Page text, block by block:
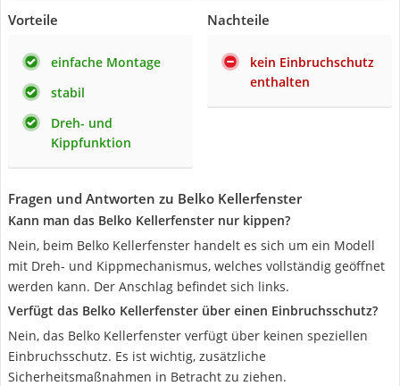
Vorteile
einfache Montage
stabil
Dreh- und
Kippfunktion
Nachteile
kein Einbruchschutz
enthalten
Fragen und Antworten zu Belko Kellerfenster
Kann man das Belko Kellerfenster nur kippen?
Nein, beim Belko Kellerfenster handelt es sich um ein Modell
mit Dreh- und Kippmechanismus, welches vollständig geöffnet
werden kann. Der Anschlag befindet sich links.
Verfügt das Belko Kellerfenster über einen Einbruchsschutz?
Nein, das Belko Kellerfenster verfügt über keinen speziellen
Einbruchsschutz. Es ist wichtig, zusätzliche
Sicherheitsmaßnahmen in Betracht zu ziehen.